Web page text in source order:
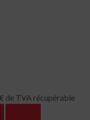
de TVA récupérable